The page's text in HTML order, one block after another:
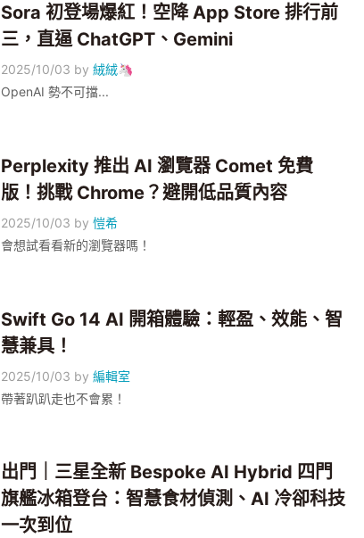
Sora 初登場爆紅！空降 App Store 排行前
三，直逼 ChatGPT、Gemini
2025/10/03 by絨絨🦄
OpenAI 勢不可擋...
Perplexity 推出 AI 瀏覽器 Comet 免費
版！挑戰 Chrome？避開低品質內容
2025/10/03 by愷希
會想試看看新的瀏覽器嗎！
Swift Go 14 AI 開箱體驗：輕盈、效能、智
慧兼具！
2025/10/03 by編輯室
帶著趴趴走也不會累！
出門｜三星全新 Bespoke AI Hybrid 四門
旗艦冰箱登台：智慧食材偵測、AI 冷卻科技
一次到位